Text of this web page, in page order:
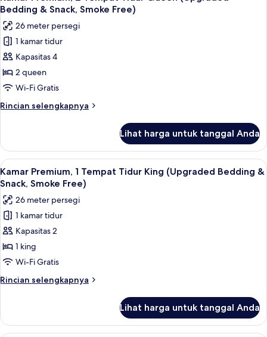
Tempat
Queen
(Smoke
Free)
semua
foto
untuk
Kamar
Premium,
2
Tempat
Tidur
Queen
Bedding
&
Snack,
Smoke
Free)
Bedding & Snack, Smoke Free)
26 meter persegi
1 kamar tidur
Kapasitas 4
2 queen
Wi-Fi Gratis
Rincian selengkapnya
Rincian
Kamar
Premium,
2
Tempat
Queen
(Upgraded
Bedding
&
Snack,
Free)
Lihat harga untuk tanggal Anda
Lihat
semua
foto
untuk
Kamar
Premium,
1
Tempat
Tidur
King
Bedding
&
Meja kerja, ruang kerja ramah
9
Kamar Premium, 1 Tempat Tidur King (Upgraded Bedding &
Snack, Smoke Free)
26 meter persegi
1 kamar tidur
Kapasitas 2
1 king
Wi-Fi Gratis
Rincian selengkapnya
Rincian
Kamar
Premium,
Lihat harga untuk tanggal Anda